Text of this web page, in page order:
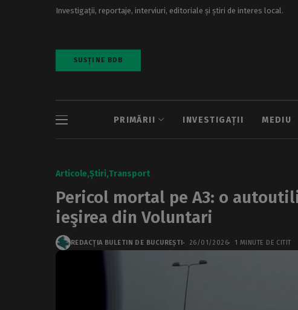
Investigații, reportaje, interviuri, editoriale și știri de interes local.
SUSȚINE BDB
PRIMĂRII INVESTIGAȚII MEDIU
Articole Știri Transport
Pericol mortal pe A3: o
ieşirea din Voluntari
REDACȚIA BULETIN DE BUCUREȘTI 26/01/2026 1 MINUTE DE CITIT